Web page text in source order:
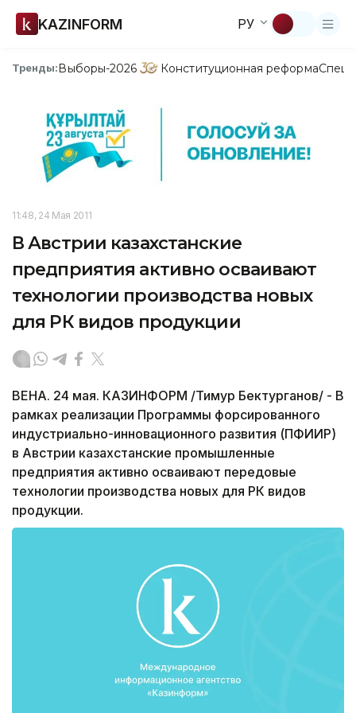
KAZINFORM РУ
Тренды:Выборы-2026 Конституционная реформа
11:48, 24 Мая 2011
В Австрии казахстанские
предприятия активно осваивают
технологии производства новых
для РК видов продукции
ВЕНА. 24 мая. КАЗИНФОРМ /Тимур Бектурганов/ - В
рамках реализации Программы форсированного
индустриально-инновационного развития (ПФИИР)
в Австрии казахстанские промышленные
предприятия активно осваивают передовые
технологии производства новых для РК видов
продукции.